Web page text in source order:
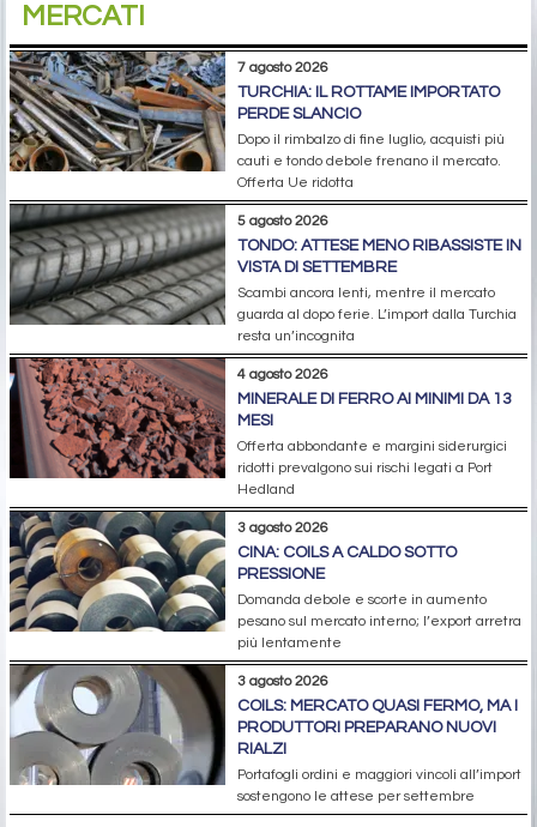
MERCATI
7 agosto 2026
TURCHIA: IL ROTTAME IMPORTATO
PERDE SLANCIO
Dopo il rimbalzo di fine luglio, acquisti più
cauti e tondo debole frenano il mercato.
Offerta Ue ridotta
5 agosto 2026
TONDO: ATTESE MENO RIBASSISTE IN
VISTA DI SETTEMBRE
Scambi ancora lenti, mentre il mercato
guarda al dopo ferie. L’import dalla Turchia
resta un’incognita
4 agosto 2026
MINERALE DI FERRO AI MINIMI DA 13
MESI
Offerta abbondante e margini siderurgici
ridotti prevalgono sui rischi legati a Port
Hedland
3 agosto 2026
CINA: COILS A CALDO SOTTO
PRESSIONE
Domanda debole e scorte in aumento
pesano sul mercato interno; l’export arretra
più lentamente
3 agosto 2026
COILS: MERCATO QUASI FERMO, MA I
PRODUTTORI PREPARANO NUOVI
RIALZI
Portafogli ordini e maggiori vincoli all’import
sostengono le attese per settembre